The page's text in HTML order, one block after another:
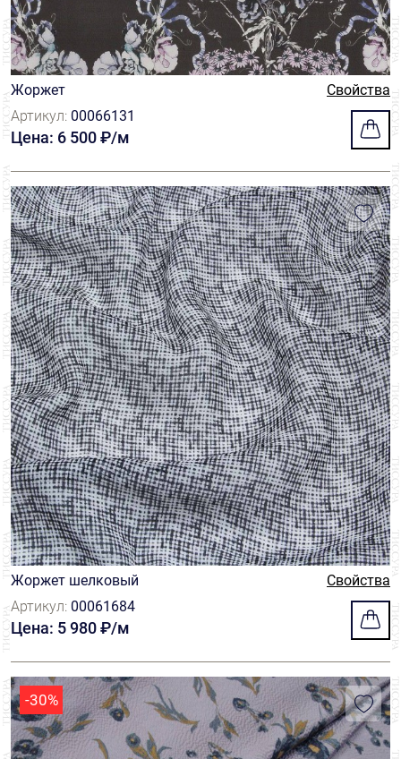
Жоржет
Свойства
Артикул: 00066131
Цена: 6 500 ₽/м
Жоржет шелковый
Свойства
Артикул: 00061684
Цена: 5 980 ₽/м
-30%